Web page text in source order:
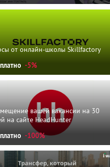
от онлайн-школы Skillfactory
-5%
вашей вакансии на 30
на сайте HeadHunter
-100%